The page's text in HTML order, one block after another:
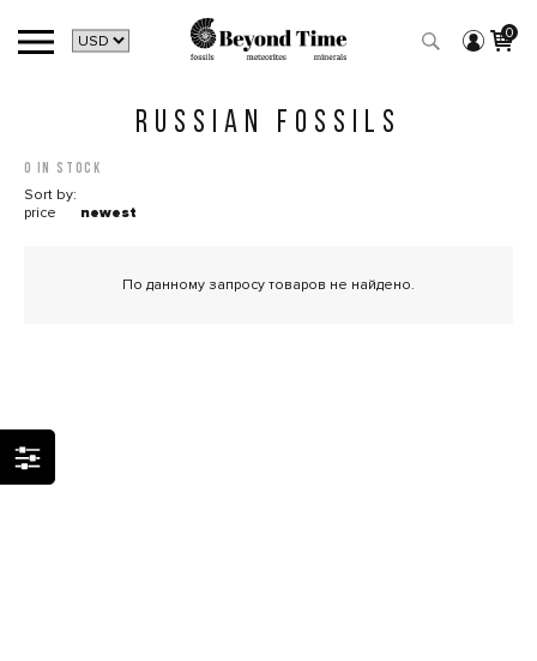
0
RUSSIAN FOSSILS
0 in stock
Sort by:
price
newest
По данному запросу товаров не найдено.